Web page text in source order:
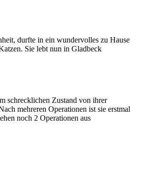
durfte in ein wundervolles zu Hause
Sie lebt nun in Gladbeck
schrecklichen Zustand von ihrer
mehreren Operationen ist sie erstmal
noch 2 Operationen aus